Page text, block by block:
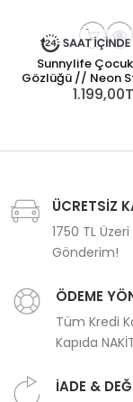
Sunnylife
Gözlüğü // Neon
ÜCRETSİZ
1750 TL
Gönderim!
ÖDEME
Tüm Kredi
Kapıda
İADE &